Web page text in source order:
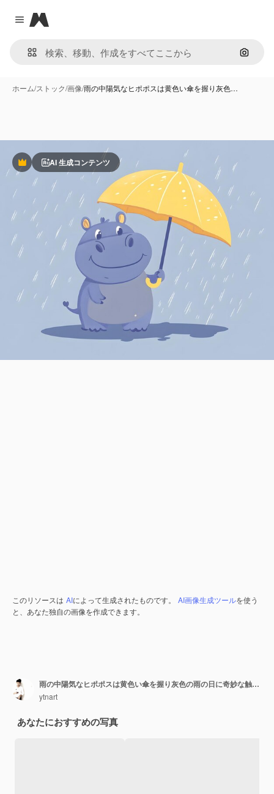
Close menu
Magnific
画像で
ホーム/ストック/画像/雨の中陽気なヒポポスは黄色い傘を握り灰色…
PremiumAI 生成コンテンツ
このリソースは AIによって生成されたものです。 AI画像生成ツールを使う
と、あなた独自の画像を作成できます。
雨の中陽気なヒポポスは黄色い傘を握り灰色の雨の日に奇妙な触れをもたらします
ytnart
あなたにおすすめの写真